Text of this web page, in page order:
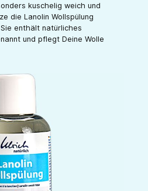
kuschelig weich und
die Lanolin Wollspülung
enthält natürliches
und pflegt Deine Wolle